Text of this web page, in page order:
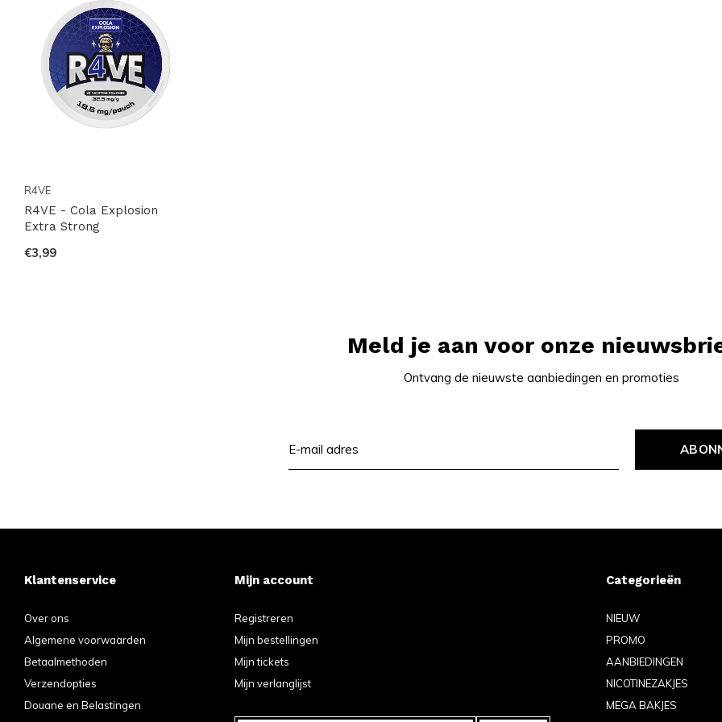
R4VE
R4VE - Cola Explosion
Extra Strong
€3,99
Meld je aan voor onze
Ontvang de nieuwste aanbiedingen en promoties
Klantenservice
Over ons
Algemene voorwaarden
Betaalmethoden
Verzendopties
Douane en Belastingen
Mijn account
Registreren
Mijn bestellingen
Mijn tickets
Mijn verlanglijst
Categorieën
NIEUW
PROMO
AANBIEDINGEN
NICOTINEZAKJES
MEGA BAKJES